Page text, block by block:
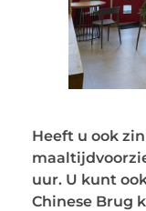
Heeft u ook
uur. U kunt
Chinese Brug